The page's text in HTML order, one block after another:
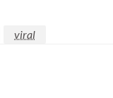
viral